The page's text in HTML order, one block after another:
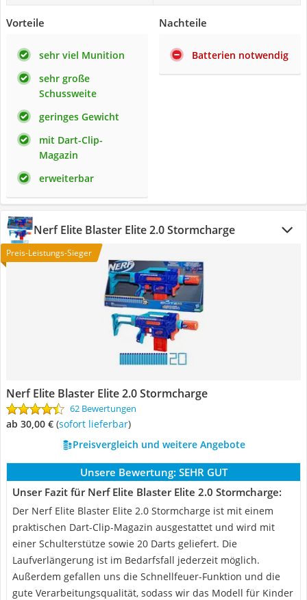
Vorteile
sehr viel Munition
sehr große
Schussweite
geringes Gewicht
mit Dart-Clip-
Magazin
erweiterbar
Nachteile
Batterien notwendig
Nerf Elite Blaster Elite 2.0 Stormcharge
Preis-Leistungs-Sieger
Nerf Elite Blaster Elite 2.0 Stormcharge
62 Bewertungen
ab 30,00 € ( Sofort lieferbar)
Preisvergleich und weitere Angebote
Unsere Bewertung: SEHR GUT
Unser Fazit für Nerf Elite Blaster Elite 2.0 Stormcharge:
Der Nerf Elite Blaster Elite 2.0 Stormcharge ist mit einem
praktischen Dart-Clip-Magazin ausgestattet und wird mit
einer Schulterstütze sowie 20 Darts geliefert. Die
Laufverlängerung ist im Bedarfsfall jederzeit möglich.
Außerdem gefallen uns die Schnellfeuer-Funktion und die
gute Verarbeitungsqualität, sodass wir das Modell für Kinder